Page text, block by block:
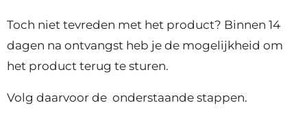
Toch niet tevreden met het product? Binnen 14
dagen na ontvangst heb je de mogelijkheid om
het product terug te sturen.
Volg daarvoor de onderstaande stappen.